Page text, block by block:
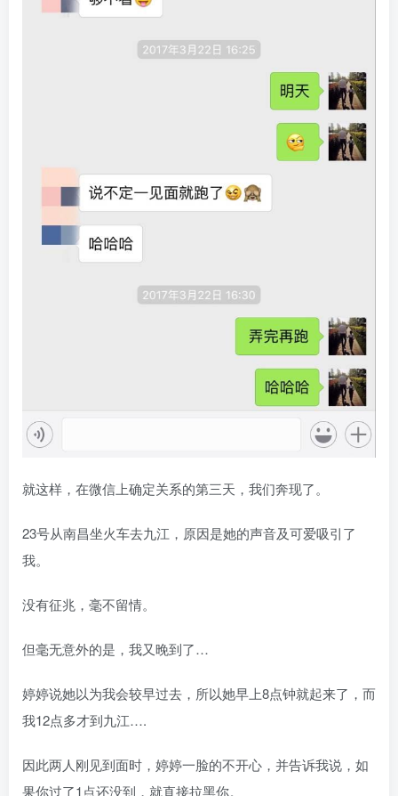
就这样，在微信上确定关系的第三天，我们奔现了。
23号从南昌坐火车去九江，原因是她的声音及可爱吸引了
我。
没有征兆，毫不留情。
但毫无意外的是，我又晚到了…
婷婷说她以为我会较早过去，所以她早上8点钟就起来了，而
我12点多才到九江….
因此两人刚见到面时，婷婷一脸的不开心，并告诉我说，如
果你过了1点还没到，就直接拉黑你。